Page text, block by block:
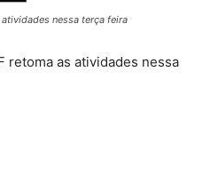
atividades nessa terça feira
retoma as atividades nessa